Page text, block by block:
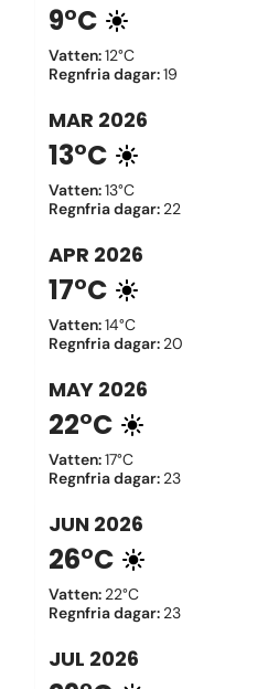
9°C
Vatten:12°C
Regnfria dagar:19
MAR 2026
13°C
Vatten:13°C
Regnfria dagar: 22
APR 2026
17°C
Vatten:14°C
Regnfria dagar: 20
MAY 2026
22°C
Vatten:17°C
Regnfria dagar: 23
JUN 2026
26°C
Vatten: 22°C
Regnfria dagar: 23
JUL 2026